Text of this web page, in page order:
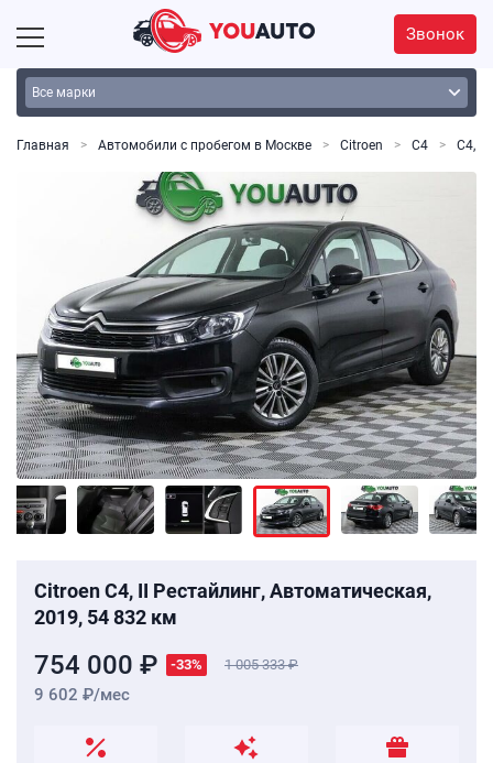
Звонок
Главная Автомобили с пробегом в Москве Citroen C4 C4, II
Citroen C4, II Рестайлинг, Автоматическая,
2019, 54 832 км
754 000 ₽ -33% 1 005 333
9 602 ₽/мес